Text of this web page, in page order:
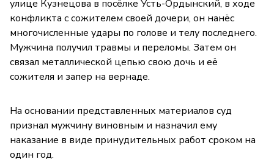
улице Кузнецова в посёлке Усть-Ордынский, в ходе
конфликта с сожителем своей дочери, он нанёс
многочисленные удары по голове и телу последнего.
Мужчина получил травмы и переломы. Затем он
связал металлической цепью свою дочь и её
сожителя и запер на вернаде.
На основании представленных материалов суд
признал мужчину виновным и назначил ему
наказание в виде принудительных работ сроком на
один год.